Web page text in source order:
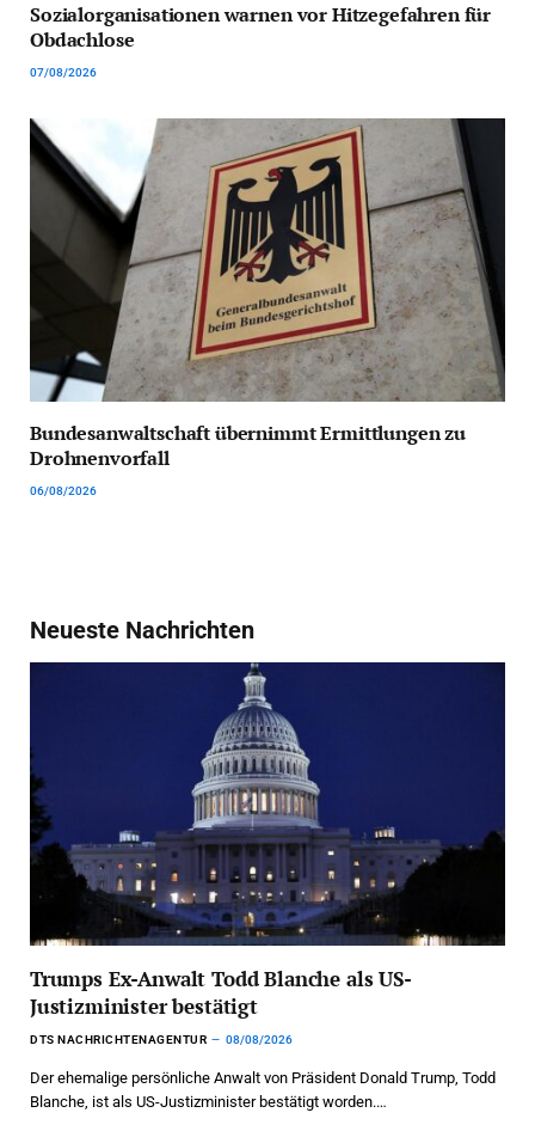
Sozialorganisationen warnen vor Hitzegefahren für
Obdachlose
07/08/2026
Bundesanwaltschaft übernimmt Ermittlungen zu
Drohnenvorfall
06/08/2026
Neueste Nachrichten
Trumps Ex-Anwalt Todd Blanche als US-
Justizminister bestätigt
DTS NACHRICHTENAGENTUR 08/08/2026
Der ehemalige persönliche Anwalt von Präsident Donald Trump, Todd
Blanche, ist als US-Justizminister bestätigt worden.…